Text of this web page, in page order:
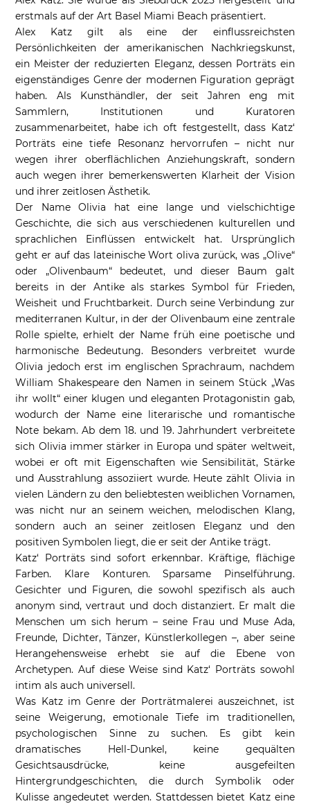
erstmals auf der Art Basel Miami Beach präsentiert.
Alex Katz gilt als eine der einflussreichsten
Persönlichkeiten der amerikanischen Nachkriegskunst,
ein Meister der reduzierten Eleganz, dessen Porträts ein
eigenständiges Genre der modernen Figuration geprägt
haben. Als Kunsthändler, der seit Jahren eng mit
Sammlern, Institutionen und Kuratoren
zusammenarbeitet, habe ich oft festgestellt, dass Katz‘
Porträts eine tiefe Resonanz hervorrufen – nicht nur
wegen ihrer oberflächlichen Anziehungskraft, sondern
auch wegen ihrer bemerkenswerten Klarheit der Vision
und ihrer zeitlosen Ästhetik.
Der Name Olivia hat eine lange und vielschichtige
Geschichte, die sich aus verschiedenen kulturellen und
sprachlichen Einflüssen entwickelt hat. Ursprünglich
geht er auf das lateinische Wortoliva zurück, was „Olive“
oder „Olivenbaum“ bedeutet, und dieser Baum galt
bereits in der Antike als starkes Symbol für Frieden,
Weisheit und Fruchtbarkeit. Durch seine Verbindung zur
mediterranen Kultur, in der der Olivenbaum eine zentrale
Rolle spielte, erhielt der Name früh eine poetische und
harmonische Bedeutung. Besonders verbreitet wurde
Olivia jedoch erst im englischen Sprachraum, nachdem
William Shakespeare den Namen in seinem Stück „Was
ihr wollt“ einer klugen und eleganten Protagonistin gab,
wodurch der Name eine literarische und romantische
Note bekam. Ab dem 18. und 19. Jahrhundert verbreitete
sich Olivia immer stärker in Europa und später weltweit,
wobei er oft mit Eigenschaften wie Sensibilität, Stärke
und Ausstrahlung assoziiert wurde. Heute zählt Olivia in
vielen Ländern zu den beliebtesten weiblichen Vornamen,
was nicht nur an seinem weichen, melodischen Klang,
sondern auch an seiner zeitlosen Eleganz und den
positiven Symbolen liegt, die er seit der Antike trägt.
Katz‘ Porträts sind sofort erkennbar. Kräftige, flächige
Farben. Klare Konturen. Sparsame Pinselführung.
Gesichter und Figuren, die sowohl spezifisch als auch
anonym sind, vertraut und doch distanziert. Er malt die
Menschen um sich herum – seine Frau und Muse Ada,
Freunde, Dichter, Tänzer, Künstlerkollegen –, aber seine
Herangehensweise erhebt sie auf die Ebene von
Archetypen. Auf diese Weise sind Katz‘ Porträts sowohl
intim als auch universell.
Was Katz im Genre der Porträtmalerei auszeichnet, ist
seine Weigerung, emotionale Tiefe im traditionellen,
psychologischen Sinne zu suchen. Es gibt kein
dramatisches Hell-Dunkel, keine gequälten
Gesichtsausdrücke, keine ausgefeilten
Hintergrundgeschichten, die durch Symbolik oder
Kulisse angedeutet werden. Stattdessen bietet Katz eine